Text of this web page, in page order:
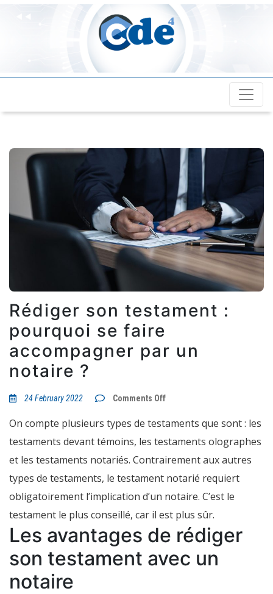
Cde4.com
Rédiger son testament :
pourquoi se faire
accompagner par un
notaire ?
24 February 2022 Comments Offon
testament
pourquoi
faire
accompagner
par
notaire
?
On compte plusieurs types de testaments que sont : les
testaments devant témoins, les testaments olographes
et les testaments notariés. Contrairement aux autres
types de testaments, le testament notarié requiert
obligatoirement l’implication d’un notaire. C’est le
testament le plus conseillé, car il est plus sûr.
Les avantages de rédiger
son testament avec un
notaire